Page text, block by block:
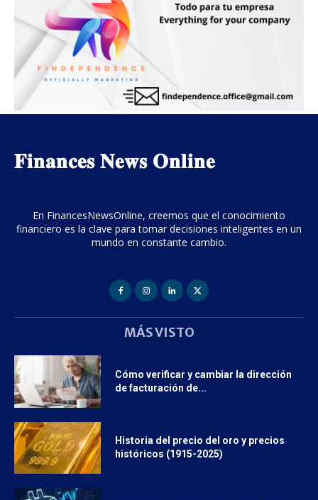
𝐅𝐢𝐧𝐚𝐧𝐜𝐞𝐬 𝐍𝐞𝐰𝐬 𝐎𝐧𝐥𝐢𝐧𝐞
En FinancesNewsOnline, creemos que el conocimiento
financiero es la clave para tomar decisiones inteligentes en un
mundo en constante cambio.
MÁS VISTO
Cómo verificar y cambiar la dirección
de facturación de...
Historia del precio del oro y precios
históricos (1915-2025)